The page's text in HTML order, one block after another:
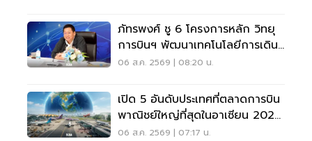
ภัทรพงศ์ ชู 6 โครงการหลัก วิทยุ
การบินฯ พัฒนาเทคโนโลยีการเดิน
อากาศ การบินยุคใหม่
06 ส.ค. 2569 | 08:20 น.
เปิด 5 อันดับประเทศที่ตลาดการบิน
พาณิชย์ใหญ่ที่สุดในอาเซียน 2026
เวียดนามแซงไทยแล้ว
06 ส.ค. 2569 | 07:17 น.